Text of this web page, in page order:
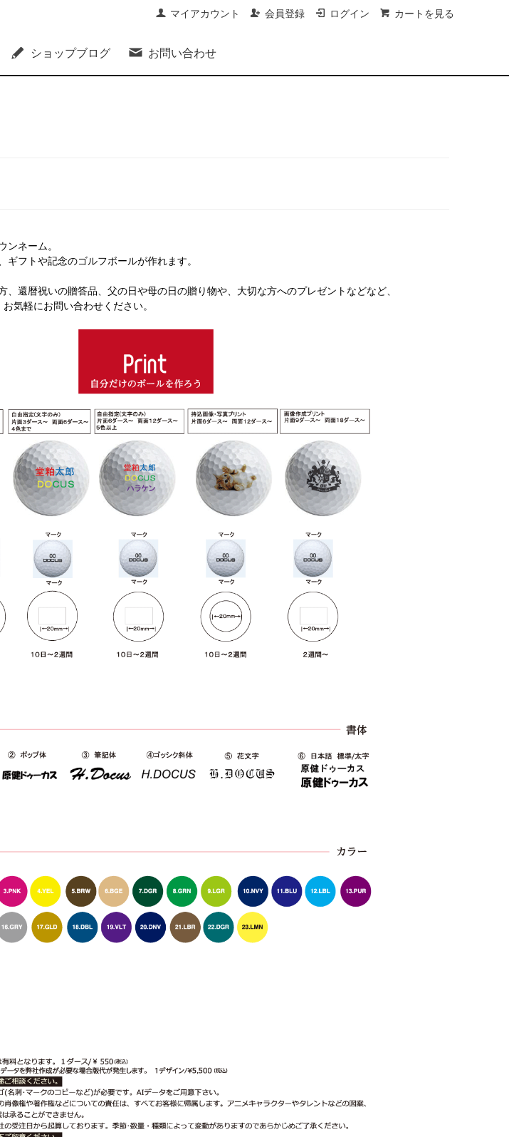
マイアカウント 会員登録 ログイン カートを見る
ショップブログ お問い合わせ
ンネーム。
ギフトや記念のゴルフボールが作れます。
、還暦祝いの贈答品、父の日や母の日の贈り物や、大切な方へのプレゼントなどなど、
気軽にお問い合わせください。